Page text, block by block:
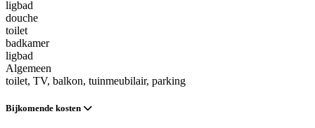
ligbad
douche
toilet
badkamer
ligbad
Algemeen
toilet, TV, balkon, tuinmeubilair, parking
Bijkomende kosten